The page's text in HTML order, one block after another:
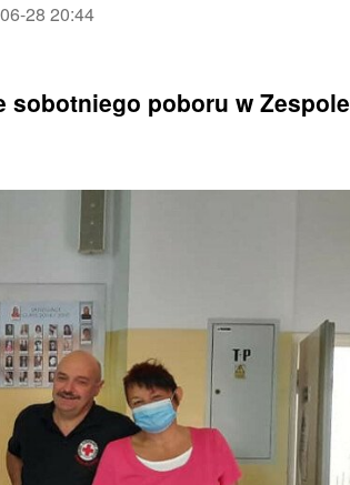
28 20:44
sobotniego poboru w Zespole